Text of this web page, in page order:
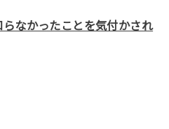
なかったことを気付かされ